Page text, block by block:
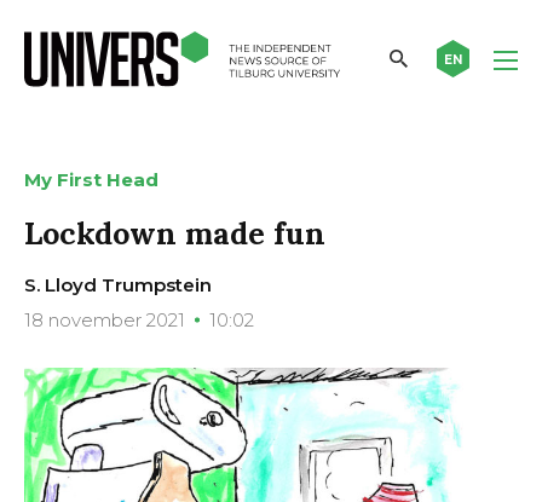
EN
My First Head
Lockdown made fun
S. Lloyd Trumpstein
18 november 2021
10:02